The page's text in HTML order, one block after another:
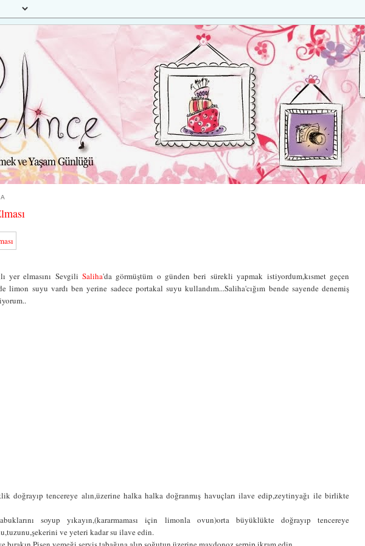
yer elmasını SevgiliSaliha'da görmüştüm o günden beri sürekli yapmak istiyordum,kısmet geçen
limon suyu vardı ben yerine sadece portakal suyu kullandım...Saliha'cığım bende sayende denemiş
doğrayıp tencereye alın,üzerine halka halka doğranmış havuçları ilave edip,zeytinyağı ile birlikte
soyup yıkayın,(kararmaması için limonla ovun)orta büyüklükte doğrayıp tencereye
ve yeteri kadar su ilave edin.